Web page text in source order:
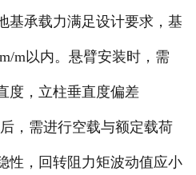
承载力满足设计要求，基
m以内。悬臂安装时，需
度，立柱垂直度偏差
，需进行空载与额定载荷
性，回转阻力矩波动值应小